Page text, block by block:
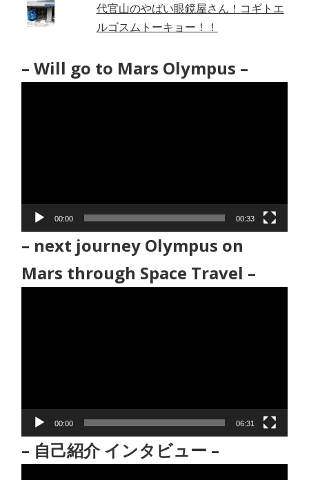
代官山のやばい眼鏡屋さん！コギトエ
ルゴスムトーキョー！！
– Will go to Mars Olympus –
ー
00:00 00:33
– next journey Olympus on
Mars through Space Travel –
ー
00:00 06:31
– 自己紹介 インタビュー –